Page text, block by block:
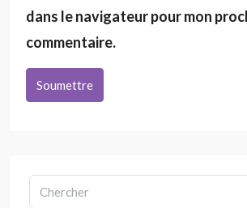
dans le navigateur pour mon
commentaire.
Soumettre